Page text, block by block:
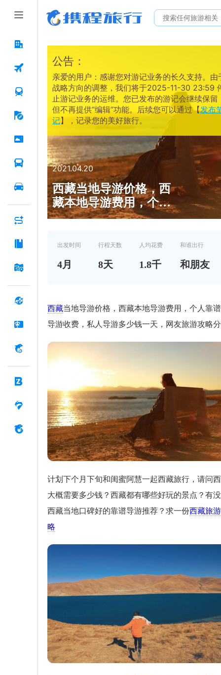
公告：
亲爱的用户：感谢您对游记业务的长久支持。由
战略方向的调整，我们将于2025-11-30 23:59
止游记业务的运维。您已发布的游记会继续保留
但不再提供“编辑”功能。后续您可以通过【发布
记】，记录您的美好旅行。
2021.04.20
西藏当地导游价格，西
藏本地导游费用，个人
靠谱的导游收费，私人
旅游攻略分享
出发时间
4月
行程天数
8天
人均花费
1.8千
和谁出行
和朋友
西藏当地导游价格，西藏本地导游费用，个人靠
导游收费，私人导游多少钱一天，网友旅游攻略
计划下个月下旬和闺蜜阿慧一起西藏旅行，请问
大概需要多少钱？西藏都有哪些好玩的景点？有
西藏当地口碑好的靠谱导游推荐？求一份西藏旅
略